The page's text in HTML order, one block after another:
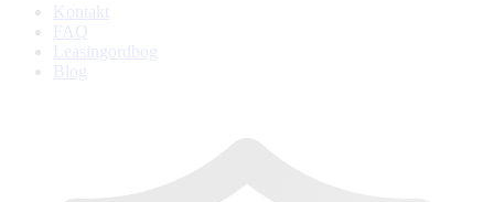
Kontakt
FAQ
Leasingordbog
Blog